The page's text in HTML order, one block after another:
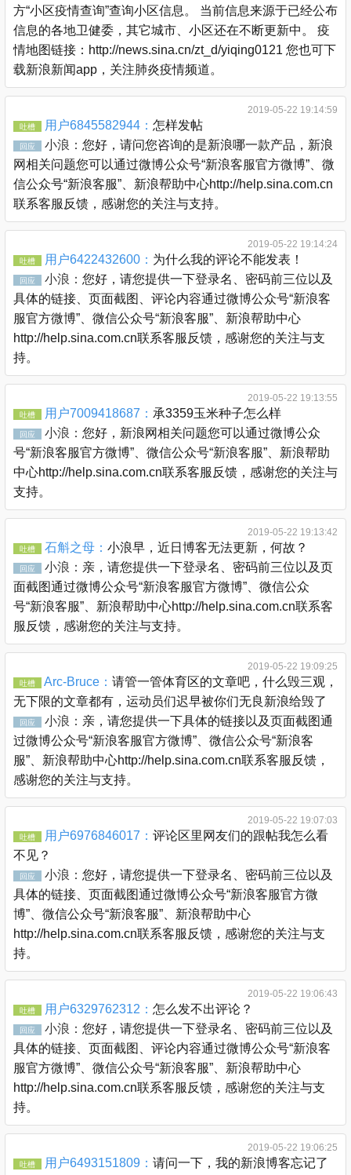
方“小区疫情查询”查询小区信息。 当前信息来源于已经公布
信息的各地卫健委，其它城市、小区还在不断更新中。 疫
情地图链接：http://news.sina.cn/zt_d/yiqing0121 您也可下
载新浪新闻app，关注肺炎疫情频道。
2019-05-22 19:14:59
吐槽 用户6845582944： 怎样发帖
回应 小浪： 您好，请问您咨询的是新浪哪一款产品，新浪
网相关问题您可以通过微博公众号“新浪客服官方微博”、微
信公众号“新浪客服”、新浪帮助中心http://help.sina.com.cn
联系客服反馈，感谢您的关注与支持。
2019-05-22 19:14:24
吐槽 用户6422432600： 为什么我的评论不能发表！
回应 小浪： 您好，请您提供一下登录名、密码前三位以及
具体的链接、页面截图、评论内容通过微博公众号“新浪客
服官方微博”、微信公众号“新浪客服”、新浪帮助中心
http://help.sina.com.cn联系客服反馈，感谢您的关注与支
持。
2019-05-22 19:13:55
吐槽 用户7009418687： 承3359玉米种子怎么样
回应 小浪： 您好，新浪网相关问题您可以通过微博公众
号“新浪客服官方微博”、微信公众号“新浪客服”、新浪帮助
中心http://help.sina.com.cn联系客服反馈，感谢您的关注与
支持。
2019-05-22 19:13:42
吐槽 石斛之母： 小浪早，近日博客无法更新，何故？
回应 小浪： 亲，请您提供一下登录名、密码前三位以及页
面截图通过微博公众号“新浪客服官方微博”、微信公众
号“新浪客服”、新浪帮助中心http://help.sina.com.cn联系客
服反馈，感谢您的关注与支持。
2019-05-22 19:09:25
吐槽 Arc-Bruce： 请管一管体育区的文章吧，什么毁三观，
无下限的文章都有，运动员们迟早被你们无良新浪给毁了
回应 小浪： 亲，请您提供一下具体的链接以及页面截图通
过微博公众号“新浪客服官方微博”、微信公众号“新浪客
服”、新浪帮助中心http://help.sina.com.cn联系客服反馈，
感谢您的关注与支持。
2019-05-22 19:07:03
吐槽 用户6976846017： 评论区里网友们的跟帖我怎么看
不见？
回应 小浪： 您好，请您提供一下登录名、密码前三位以及
具体的链接、页面截图通过微博公众号“新浪客服官方微
博”、微信公众号“新浪客服”、新浪帮助中心
http://help.sina.com.cn联系客服反馈，感谢您的关注与支
持。
2019-05-22 19:06:43
吐槽 用户6329762312： 怎么发不出评论？
回应 小浪： 您好，请您提供一下登录名、密码前三位以及
具体的链接、页面截图、评论内容通过微博公众号“新浪客
服官方微博”、微信公众号“新浪客服”、新浪帮助中心
http://help.sina.com.cn联系客服反馈，感谢您的关注与支
持。
2019-05-22 19:06:25
吐槽 用户6493151809： 请问一下，我的新浪博客忘记了